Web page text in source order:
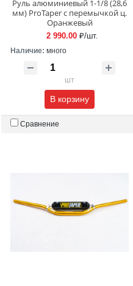
Руль алюминиевый 1-1/8 (28,6
мм) ProTaper c перемычкой ц.
Оранжевый
2 990.00 ₽/шт.
Наличие: много
шт
В корзину
Сравнение